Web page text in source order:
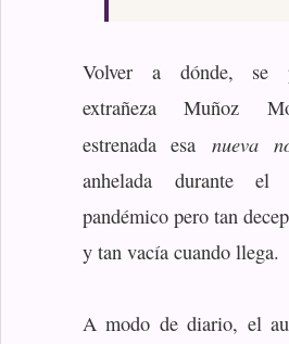
Volver a dónde, se
extrañeza Muñoz
estrenada esa nueva
anhelada durante el
pandémico pero tan
y tan vacía cuando llega.
A modo de diario, el